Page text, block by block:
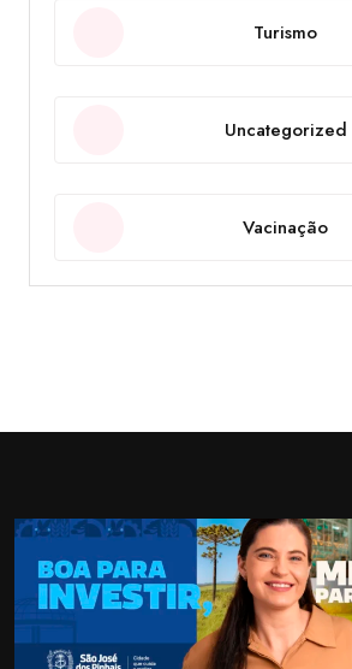
Turismo
Uncategorized
Vacinação